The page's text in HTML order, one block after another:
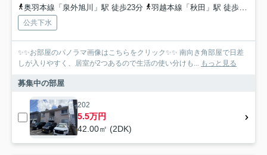
奥羽本線「泉外旭川」駅 徒歩23分
羽越本線「秋田」駅 徒歩34分
公共下水
✨✨お部屋のパノラマ画像はこちらをクリック✨✨ 南向き角部屋で日差
しが入りやすく、居室が2つあるので生活の使い分けも... もっと見る
募集中の部屋
202
5.5万円
42.00㎡ (2DK)